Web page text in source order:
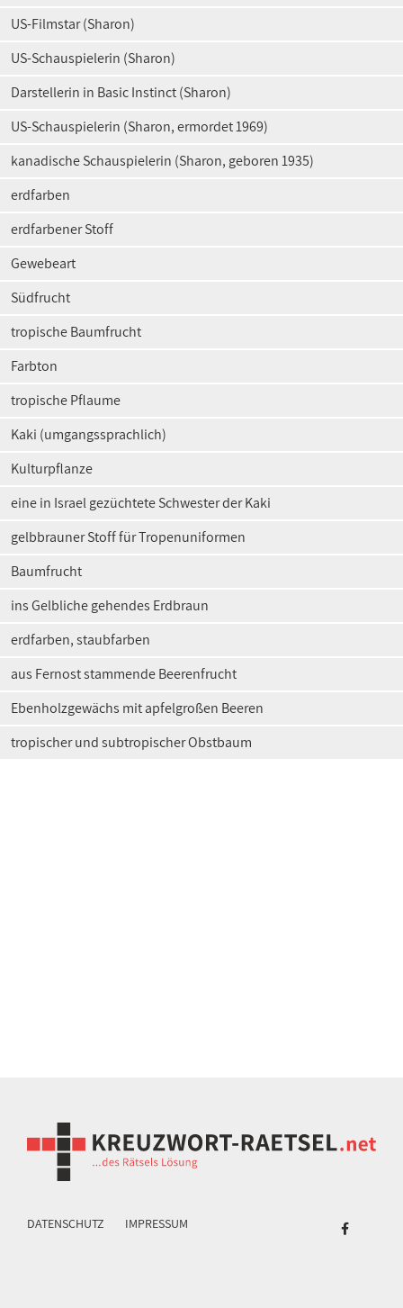
US-Filmstar (Sharon)
US-Schauspielerin (Sharon)
Darstellerin in Basic Instinct (Sharon)
US-Schauspielerin (Sharon, ermordet 1969)
kanadische Schauspielerin (Sharon, geboren 1935)
erdfarben
erdfarbener Stoff
Gewebeart
Südfrucht
tropische Baumfrucht
Farbton
tropische Pflaume
Kaki (umgangssprachlich)
Kulturpflanze
eine in Israel gezüchtete Schwester der Kaki
gelbbrauner Stoff für Tropenuniformen
Baumfrucht
ins Gelbliche gehendes Erdbraun
erdfarben, staubfarben
aus Fernost stammende Beerenfrucht
Ebenholzgewächs mit apfelgroßen Beeren
tropischer und subtropischer Obstbaum
DATENSCHUTZ IMPRESSUM